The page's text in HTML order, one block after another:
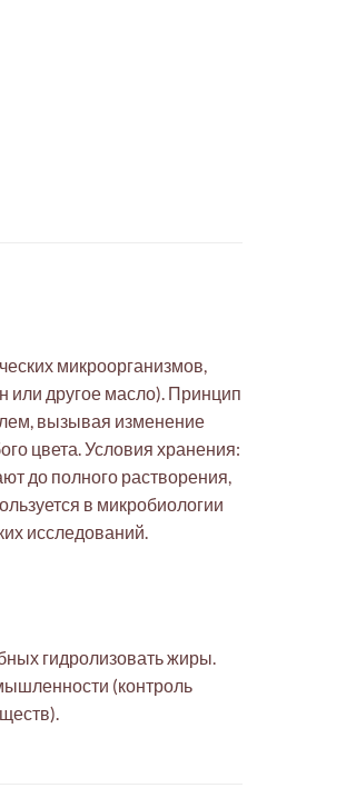
микроорганизмов,
или другое масло). Принцип
вызывая изменение
цвета. Условия хранения:
до полного растворения,
в микробиологии
исследований.
гидролизовать жиры.
(контроль